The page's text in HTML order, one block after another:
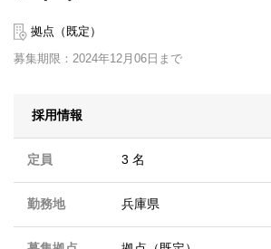
拠点（既定）
募集期限：2024年12月06日まで
採用情報
定員 3 名
勤務地 兵庫県